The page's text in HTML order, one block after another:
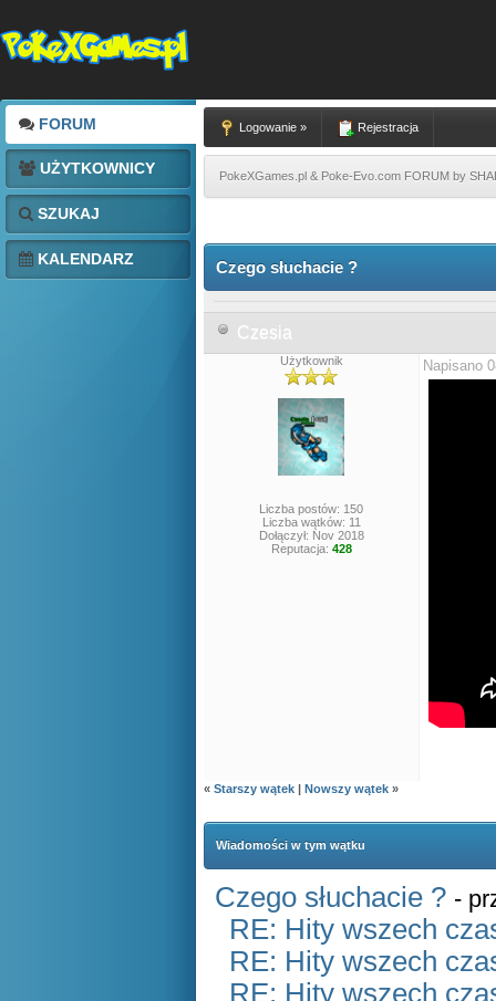
FORUM
UŻYTKOWNICY
SZUKAJ
KALENDARZ
Logowanie » Rejestracja
PokeXGames.pl & Poke-Evo.com FORUM by
Czego słuchacie ?
Czesia
Użytkownik
Liczba postów: 150
Liczba wątków: 11
Dołączył: Nov 2018
Reputacja: 428
Napisano
« Starszy wątek | Nowszy wątek »
Wiadomości w tym wątku
Czego słuchacie ? -
RE: Hity wszech
RE: Hity wszech
RE: Hity wszech